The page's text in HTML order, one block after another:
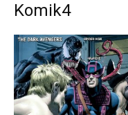
Komik4